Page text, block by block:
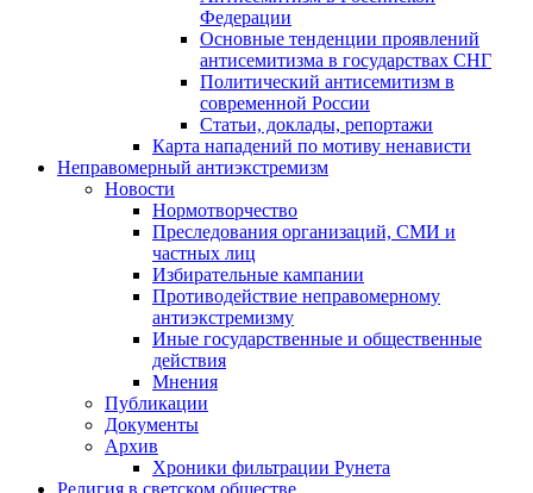
Федерации
Основные тенденции проявлений
антисемитизма в государствах СНГ
Политический антисемитизм в
современной России
Статьи, доклады, репортажи
Карта нападений по мотиву ненависти
Неправомерный антиэкстремизм
Новости
Нормотворчество
Преследования организаций, СМИ и
частных лиц
Избирательные кампании
Противодействие неправомерному
антиэкстремизму
Иные государственные и общественные
действия
Мнения
Публикации
Документы
Архив
Хроники фильтрации Рунета
Религия в светском обществе